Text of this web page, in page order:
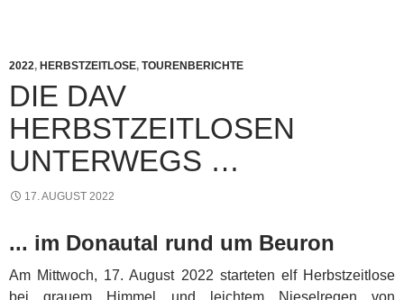
2022, HERBSTZEITLOSE, TOURENBERICHTE
DIE DAV
HERBSTZEITLOSEN
UNTERWEGS …
17. AUGUST 2022
... im Donautal rund um Beuron
Am Mittwoch, 17. August 2022 starteten elf Herbstzeitlose
bei grauem Himmel und leichtem Nieselregen von